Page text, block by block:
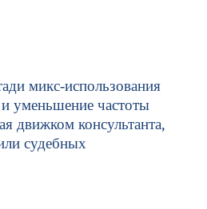
микс‑использования
уменьшение частоты
движком консультанта,
судебных